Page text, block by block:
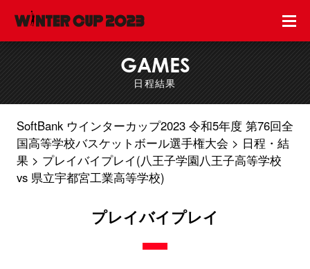
GAMES
日程結果
SoftBank ウインターカップ2023 令和5年度 第76回全
国高等学校バスケットボール選手権大会
日程・結
果
プレイバイプレイ(八王子学園八王子高等学校
vs 県立宇都宮工業高等学校)
プレイバイプレイ